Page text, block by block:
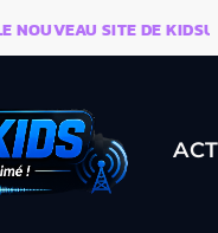
SITE DE KIDSUNE